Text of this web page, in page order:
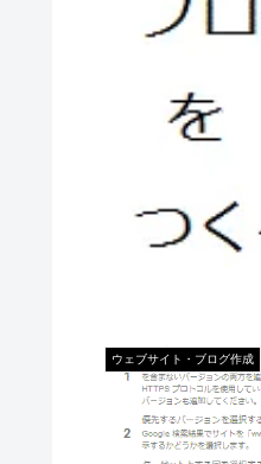
ウェブサイト・ブログ作成